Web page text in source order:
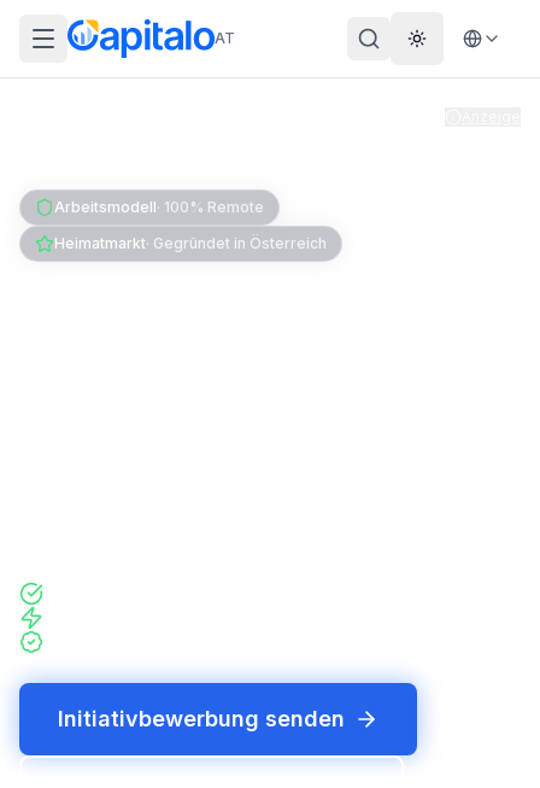
AT Theme
Arbeitsmodell· 100% Remote
Heimatmarkt· Gegründet in Österreich
Initiativbewerbung senden